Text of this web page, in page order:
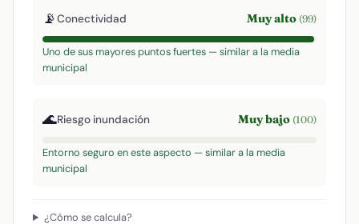
📡Conectividad Muy alto (99)
Uno de sus mayores puntos fuertes — similar a la media
municipal
🌊Riesgo inundación Muy bajo (100)
Entorno seguro en este aspecto — similar a la media
municipal
¿Cómo se calcula?